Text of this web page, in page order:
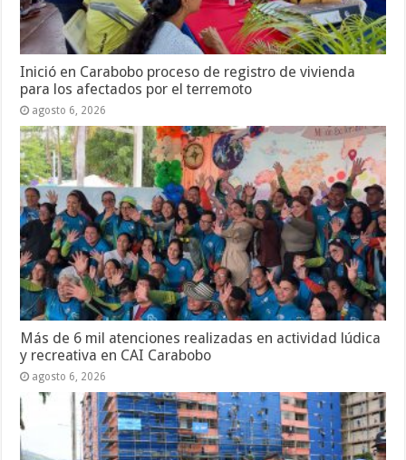
Inició en Carabobo proceso de registro de vivienda
para los afectados por el terremoto
agosto 6, 2026
Más de 6 mil atenciones realizadas en actividad lúdica
y recreativa en CAI Carabobo
agosto 6, 2026